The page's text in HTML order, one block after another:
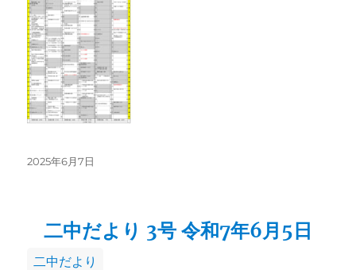
リ
ー
投
2025年6月7日
二中だより 3号 令和7年6月5日
カ
二中だより